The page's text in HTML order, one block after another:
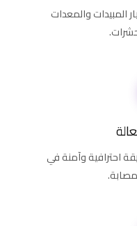
المبيدات والمعدات
احترافية وآمنة في